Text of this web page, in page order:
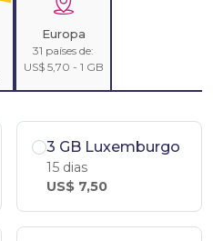
Europa
31 países de:
US$ 5,70 - 1 GB
3 GB Luxemburgo
15 dias
US$ 7,50